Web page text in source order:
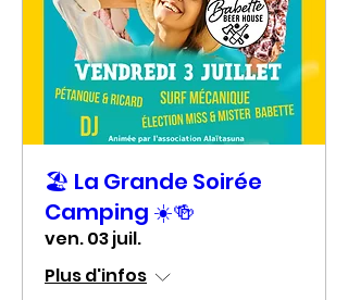
🏖️ La Grande Soirée
Camping ☀️🍻
ven. 03 juil.
Plus d'infos